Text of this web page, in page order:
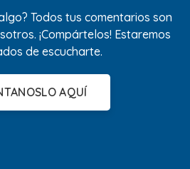
Todos tus comentarios son
¡Compártelos! Estaremos
de escucharte.
AQUÍ